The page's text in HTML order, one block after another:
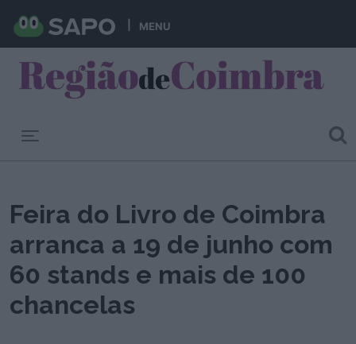
MENU
Feira do Livro de Coimbra
arranca a 19 de junho com
60 stands e mais de 100
chancelas